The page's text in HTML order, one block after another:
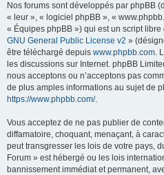
Nos forums sont développés par phpBB
« leur », « logiciel phpBB », «
« Équipes phpBB ») qui est un script
GNU General Public License v2 »
être téléchargé depuis www.phpbb.com.
les discussions sur Internet. phpBB
nous acceptons ou n’acceptons pas
de plus amples informations au sujet de
https://www.phpbb.com/.
Vous acceptez de ne pas publier de
diffamatoire, choquant, menaçant, à
peut transgresser les lois de votre pays,
Forum » est hébergé ou les lois
bannissement immédiat et permanent,